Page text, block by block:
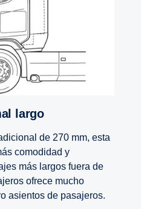
largo
de 270 mm, esta
comodidad y
más largos fuera de
ofrece mucho
asientos de pasajeros.